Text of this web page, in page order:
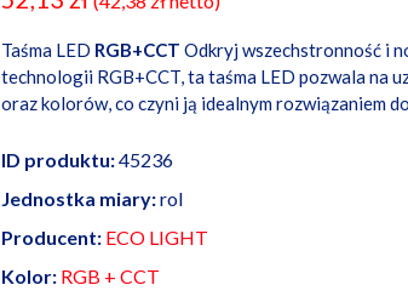
Taśma LED RGB+CCT Odkryj wszechstronność i
technologii RGB+CCT, ta taśma LED pozwala na
oraz kolorów, co czyni ją idealnym rozwiązaniem
ID produktu:45236
Jednostka miary:rol
Producent: ECO LIGHT
Kolor: RGB + CCT